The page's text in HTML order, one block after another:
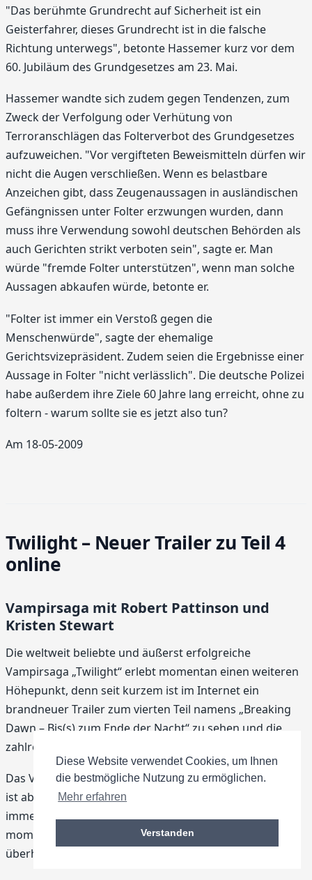
Diese Website verwendet Cookies, um Ihnen
die bestmögliche Nutzung zu ermöglichen.
Mehr erfahren
Verstanden
"Das berühmte Grundrecht auf Sicherheit ist ein
Geisterfahrer, dieses Grundrecht ist in die falsche
Richtung unterwegs", betonte Hassemer kurz vor dem
60. Jubiläum des Grundgesetzes am 23. Mai.
Hassemer wandte sich zudem gegen Tendenzen, zum
Zweck der Verfolgung oder Verhütung von
Terroranschlägen das Folterverbot des Grundgesetzes
aufzuweichen. "Vor vergifteten Beweismitteln dürfen wir
nicht die Augen verschließen. Wenn es belastbare
Anzeichen gibt, dass Zeugenaussagen in ausländischen
Gefängnissen unter Folter erzwungen wurden, dann
muss ihre Verwendung sowohl deutschen Behörden als
auch Gerichten strikt verboten sein", sagte er. Man
würde "fremde Folter unterstützen", wenn man solche
Aussagen abkaufen würde, betonte er.
"Folter ist immer ein Verstoß gegen die
Menschenwürde", sagte der ehemalige
Gerichtsvizepräsident. Zudem seien die Ergebnisse einer
Aussage in Folter "nicht verlässlich". Die deutsche Polizei
habe außerdem ihre Ziele 60 Jahre lang erreicht, ohne zu
foltern - warum sollte sie es jetzt also tun?
Am 18-05-2009
Twilight – Neuer Trailer zu Teil 4
online
Vampirsaga mit Robert Pattinson und
Kristen Stewart
Die weltweit beliebte und äußerst erfolgreiche
Vampirsaga „Twilight“ erlebt momentan einen weiteren
Höhepunkt, denn seit kurzem ist im Internet ein
brandneuer Trailer zum vierten Teil namens „Breaking
Dawn – Bis(s) zum Ende der Nacht“ zu sehen und die
zahlreichen Fans flippen reihenweise aus.
Das Video dauert gerade einmal knappe zwei Minuten,
ist aber schon jetzt der Hit im Netz schlechthin,
immerhin ist der Trailer aufGoogleund Twitter der
momentan mit Abstand am meisten gesuchte Inhalt
überhaupt!